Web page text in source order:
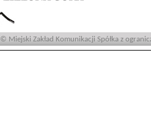
© Miejski Zakład Komunikacji Spółka z